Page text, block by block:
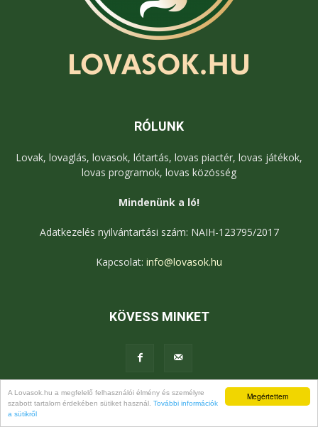
Megértettem
A Lovasok.hu a megfelelő felhasználói élmény és személyre
szabott tartalom érdekében sütiket használ. További információk
a sütikről
RÓLUNK
Lovak, lovaglás, lovasok, lótartás, lovas piactér, lovas játékok,
lovas programok, lovas közösség
Mindenünk a ló!
Adatkezelés nyilvántartási szám: NAIH-123795/2017
Kapcsolat: info@lovasok.hu
KÖVESS MINKET
Médiaajánlat